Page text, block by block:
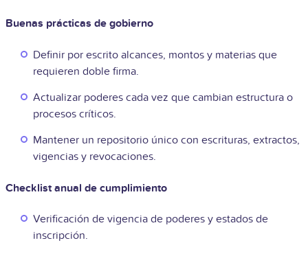
Buenas prácticas de gobierno
Definir por escrito alcances, montos y materias que
requieren doble firma.
Actualizar poderes cada vez que cambian estructura o
procesos críticos.
Mantener un repositorio único con escrituras, extractos,
vigencias y revocaciones.
Checklist anual de cumplimiento
Verificación de vigencia de poderes y estados de
inscripción.